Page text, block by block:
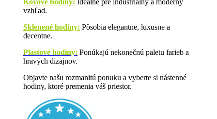
Kovové hodiny: Ideálne pre industriálny a moderný
vzhľad.
Sklenené hodiny: Pôsobia elegantne, luxusne a
decentne.
Plastové hodiny: Ponúkajú nekonečnú paletu farieb a
hravých dizajnov.
Objavte našu rozmanitú ponuku a vyberte si nástenné
hodiny, ktoré premenia váš priestor.